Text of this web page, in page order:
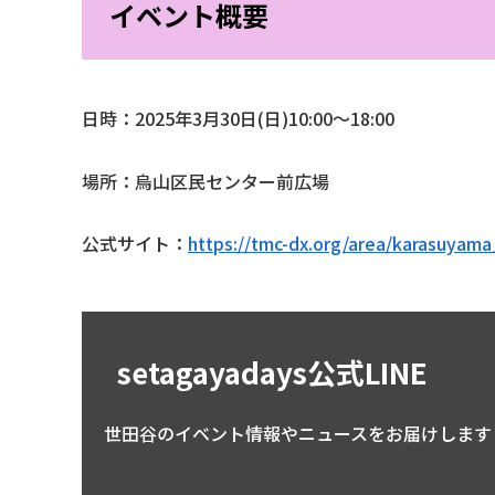
イベント概要
日時：2025年3月30日(日)10:00～18:00
場所：烏山区民センター前広場
公式サイト： https://tmc-dx.org/area/
setagayadays公式LINE
世田谷のイベント情報やニュースをお届けします